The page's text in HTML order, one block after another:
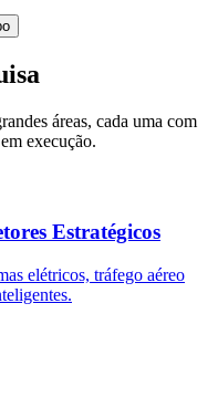
áreas, cada uma com
execução.
Estratégicos
elétricos, tráfego aéreo